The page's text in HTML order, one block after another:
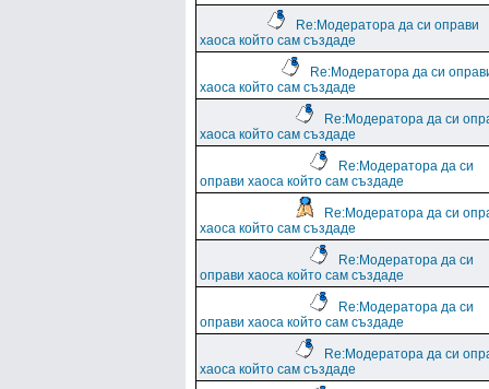
Re:Модератора да си оправи
хаоса който сам създаде
Re:Модератора да си
хаоса който сам създаде
Re:Модератора да си
хаоса който сам създаде
Re:Модератора да си
оправи хаоса който сам създаде
Re:Модератора да си
хаоса който сам създаде
Re:Модератора да си
оправи хаоса който сам създаде
Re:Модератора да си
оправи хаоса който сам създаде
Re:Модератора да си
хаоса който сам създаде